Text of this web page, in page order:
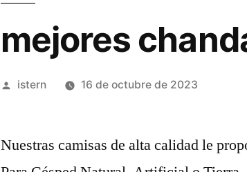
mejores
Publicado
istern 16 de octubre de 2023
Nuestras camisas de alta calidad le